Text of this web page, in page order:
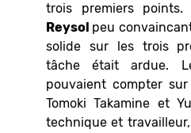
trois premiers points.
Reysol peu
solide sur les trois
tâche était ardue.
pouvaient compter
Tomoki Takamine et
technique et